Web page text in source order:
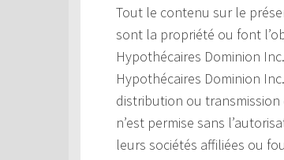
Tout le contenu sur le
sont la propriété ou font
Hypothécaires Dominion
Hypothécaires Dominion
distribution ou transmission
n’est permise sans
leurs sociétés affiliées ou